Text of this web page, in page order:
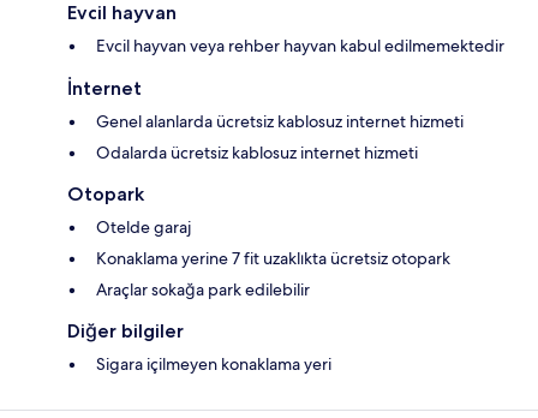
Evcil hayvan
Evcil hayvan veya rehber hayvan kabul edilmemektedir
İnternet
Genel alanlarda ücretsiz kablosuz internet hizmeti
Odalarda ücretsiz kablosuz internet hizmeti
Otopark
Otelde garaj
Konaklama yerine 7 fit uzaklıkta ücretsiz otopark
Araçlar sokağa park edilebilir
Diğer bilgiler
Sigara içilmeyen konaklama yeri